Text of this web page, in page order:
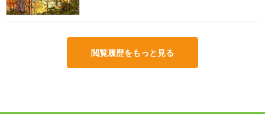
閲覧履歴をもっと見る